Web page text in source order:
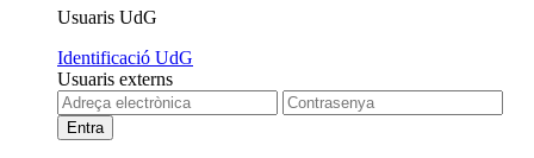
Usuaris UdG
Identificació UdG
Usuaris externs